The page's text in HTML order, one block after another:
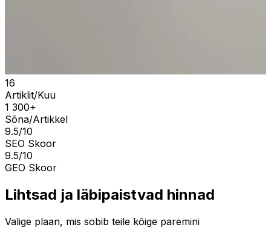
16
Artiklit/Kuu
1 300+
Sõna/Artikkel
9.5/10
SEO Skoor
9.5/10
GEO Skoor
Lihtsad ja läbipaistvad hinnad
Valige plaan, mis sobib teile kõige paremini